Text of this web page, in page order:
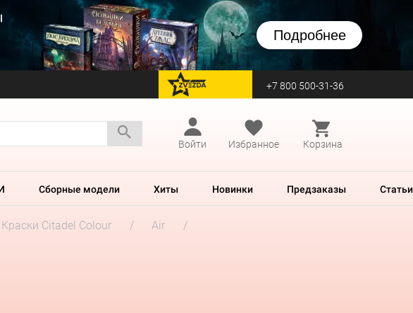
Подробнее
перейти на Zvezda +7 800 500-31-36
Войти
Избранное Корзина
Сборные модели Хиты Новинки Предзаказы Статьи
Краски Citadel Colour
Air